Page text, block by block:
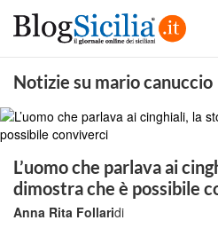
Notizie su mario canuccio
L’uomo che parlava ai
dimostra che è possibile
di
Anna Rita Follari